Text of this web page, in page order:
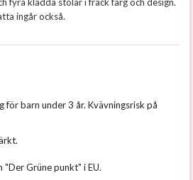
ingår också.
för barn under 3 år. Kvävningsrisk på
"Der Grüne punkt" i EU.